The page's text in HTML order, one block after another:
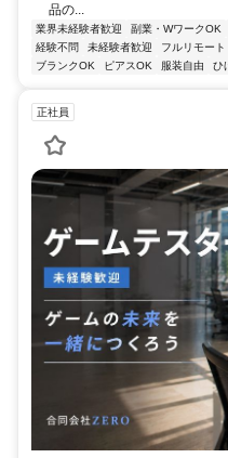
品の...
業界未経験者歓迎 副業・WワークOK
経験不問
未経験者歓迎 フルリモート
ブランクOK
ピアスOK 服装自由 ひ
正社員